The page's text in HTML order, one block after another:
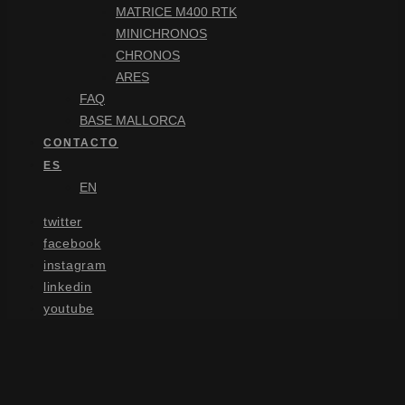
MATRICE M400 RTK
MINICHRONOS
CHRONOS
ARES
FAQ
BASE MALLORCA
CONTACTO
ES
EN
twitter
facebook
instagram
linkedin
youtube